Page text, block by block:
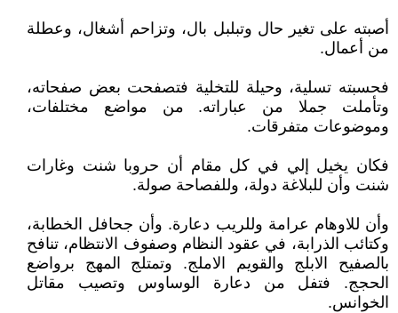
أصبته على تغير حال وتبلبل بال، وتزاحم أشغال، وعطلة
من أعمال.
فحسبته تسلية، وحيلة للتخلية فتصفحت بعض صفحاته،
وتأملت جملا من عباراته. من مواضع مختلفات،
وموضوعات متفرقات.
فكان يخيل إلي في كل مقام أن حروبا شنت وغارات
شنت وأن للبلاغة دولة، وللفصاحة صولة.
وأن للاوهام عرامة وللريب دعارة. وأن جحافل الخطابة،
وكتائب الذرابة، في عقود النظام وصفوف الانتظام، تنافح
بالصفيح الابلج والقويم الاملج. وتمتلج المهج برواضع
الحجج. فتفل من دعارة الوساوس وتصيب مقاتل
الخوانس.